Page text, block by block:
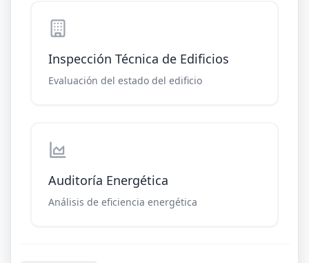
Inspección Técnica de Edificios
Evaluación del estado del edificio
Auditoría Energética
Análisis de eficiencia energética